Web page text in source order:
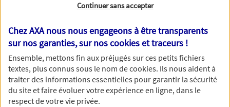
demande, nous vous répondrons dans les
meilleurs délais par mail ou par téléphone.
Votre message :
Continuer sans accepter
Chez AXA nous nous engageons à être transparents
sur nos garanties, sur noscookies et traceurs !
Ensemble, mettons fin aux préjugés sur ces petits fichiers
textes, plus connus sous le nom decookies. Ils nous aident à
traiter des informations essentielles pour garantir la sécurité
du site et faire évoluer votre expérience en ligne, dans le
respect de votre vie privée.